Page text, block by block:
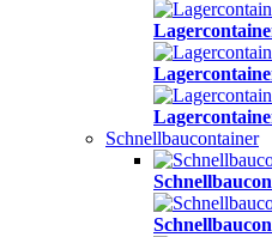
Schnellbaucontainer